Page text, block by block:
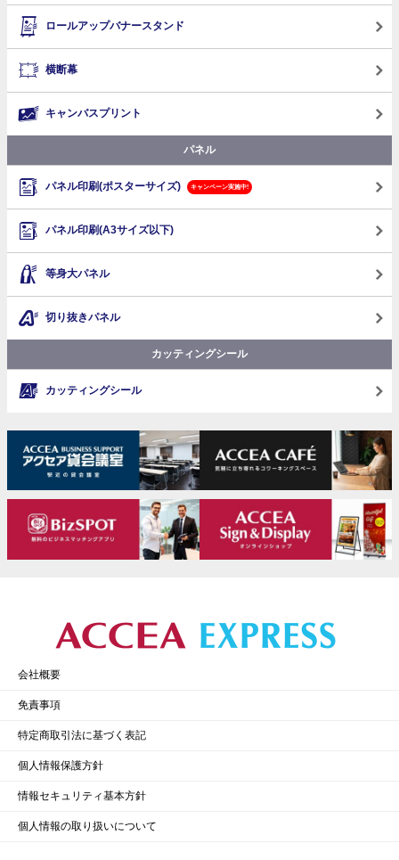
ロールアップバナースタンド
横断幕
キャンバスプリント
パネル
パネル印刷(ポスターサイズ) キャンペーン実施中!
パネル印刷(A3サイズ以下)
等身大パネル
切り抜きパネル
カッティングシール
カッティングシール
会社概要
免責事項
特定商取引法に基づく表記
個人情報保護方針
情報セキュリティ基本方針
個人情報の取り扱いについて